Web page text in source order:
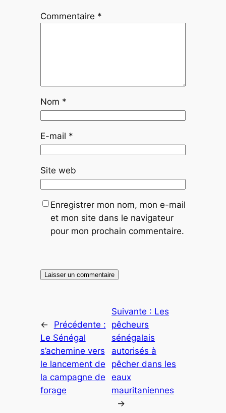
Commentaire *
Nom *
E-mail *
Site web
Enregistrer mon nom, mon e-mail
et mon site dans le navigateur
pour mon prochain commentaire.
←
Précédente :
Le Sénégal
s’achemine vers
le lancement de
la campagne de
forage
Suivante : Les
pêcheurs
sénégalais
autorisés à
pêcher dans les
eaux
mauritaniennes
→